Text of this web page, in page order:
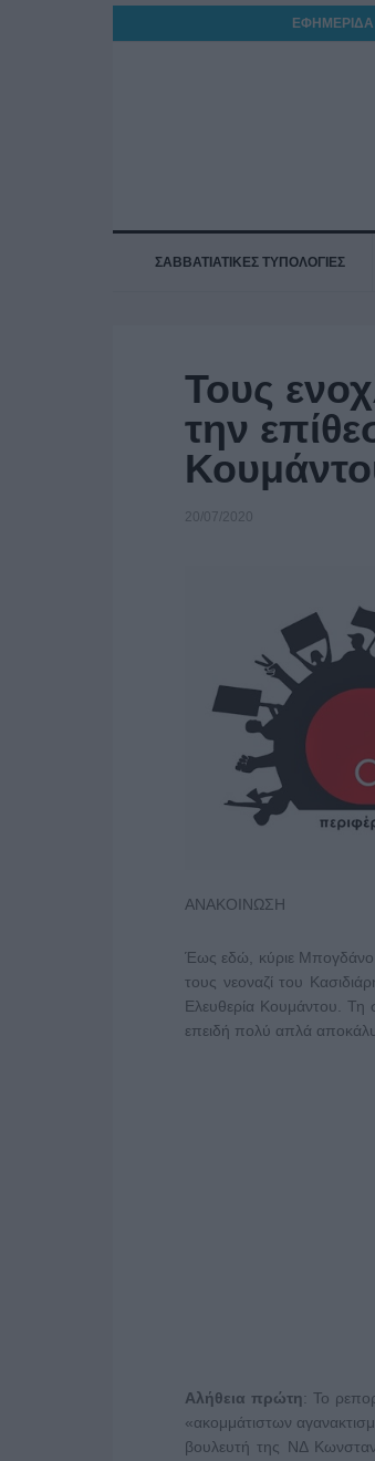
ΕΦΗΜΕΡΙΔΑ
ΣΑΒΒΑΤΙΑΤΙΚΕΣ ΤΥΠΟΛΟΓΙΕΣ
Τους
την
20/07/2020
ΑΝΑΚΟΙΝΩΣΗ
Έως εδώ, κύριε Μπογδάνο
τους νεοναζί του
Ελευθερία Κουμάντου. Τη
επειδή πολύ απλά
Αλήθεια πρώτη: Το
«ακομμάτιστων
βουλευτή της ΝΔ